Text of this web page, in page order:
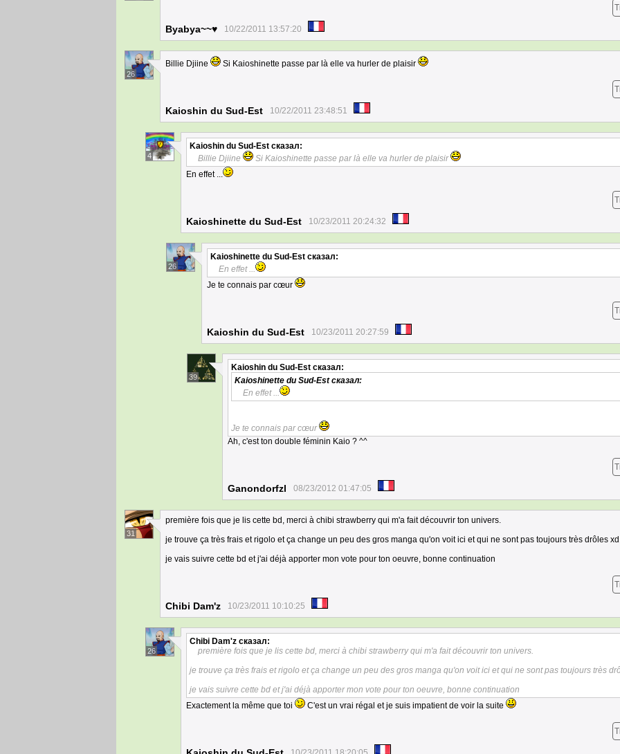
Byabya~~♥ 10/22/2011 13:57:20
26
Billie Djiine Si Kaioshinette passe par là elle va hurler de plaisir
Kaioshin du Sud-Est 10/22/2011 23:48:51
4
Kaioshin du Sud-Est сказал:
Billie Djiine
Si Kaioshinette passe par là elle va hurler de plaisir
En effet ...
Kaioshinette du Sud-Est 10/23/2011 20:24:32
26
Kaioshinette du Sud-Est сказал:
En effet ...
Je te connais par cœur
Kaioshin du Sud-Est 10/23/2011 20:27:59
39
Kaioshin du Sud-Est сказал:
Kaioshinette du Sud-Estсказал:
En effet ...
Je te connais par cœur
Ah, c'est ton double féminin Kaio ? ^^
Ganondorfzl 08/23/2012 01:47:05
31
première fois que je lis cette bd, merci à chibi strawberry qui m'a fait découvrir ton univers.
je trouve ça très frais et rigolo et ça change un peu des gros manga qu'on voit ici et qui ne sont pas toujours très drôles
je vais suivre cette bd et j'ai déjà apporter mon vote pour ton oeuvre, bonne continuation
Chibi Dam'z 10/23/2011 10:10:25
26
Chibi Dam'z сказал:
première fois que je lis cette bd, merci à chibi strawberry qui m'a fait découvrir ton univers.
je trouve ça très frais et rigolo et ça change un peu des gros manga qu'on voit ici et qui ne sont pas toujours très
je vais suivre cette bd et j'ai déjà apporter mon vote pour ton oeuvre, bonne continuation
Exactement la même que toi
C'est un vrai régal et je suis impatient de voir la suite